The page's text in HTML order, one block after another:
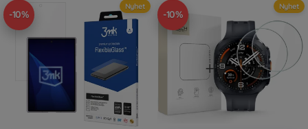
-10%
Nyhet
-10%
Nyhet